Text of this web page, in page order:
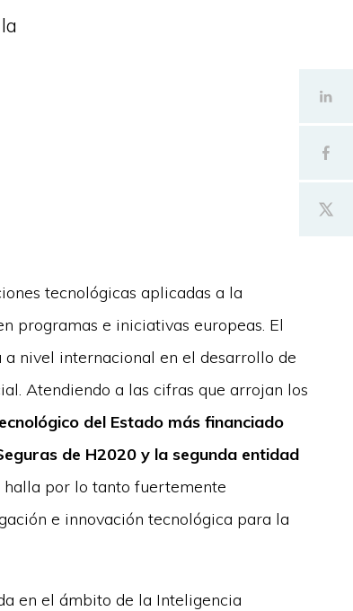
tecnológicas aplicadas a la
programas e iniciativas europeas. El
nivel internacional en el desarrollo de
Atendiendo a las cifras que arrojan los
del Estado más financiado
de H2020 y la segunda entidad
halla por lo tanto fuertemente
e innovación tecnológica para la
en el ámbito de la Inteligencia